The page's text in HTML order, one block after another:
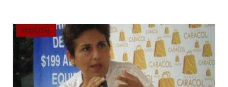
PRINCIPAL